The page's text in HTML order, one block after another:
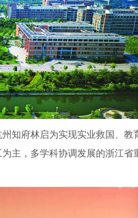
府林启为实现实业救国、教
主，多学科协调发展的浙江